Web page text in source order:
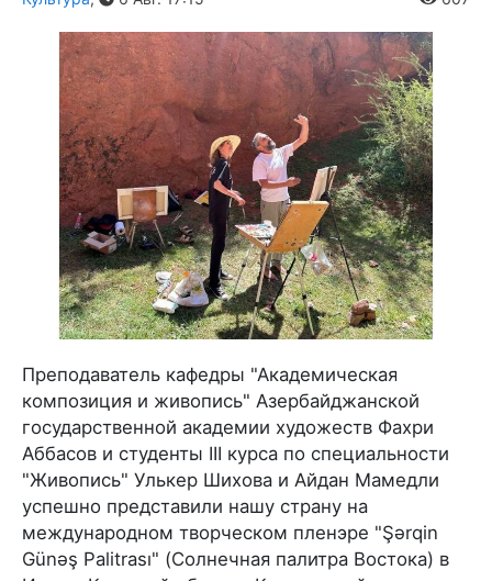
Преподаватель кафедры "Академическая
композиция и живопись" Азербайджанской
государственной академии художеств Фахри
Аббасов и студенты III курса по специальности
"Живопись" Улькер Шихова и Айдан Мамедли
успешно представили нашу страну на
международном творческом пленэре "Şərqin
Günəş Palitrası" (Солнечная палитра Востока) в